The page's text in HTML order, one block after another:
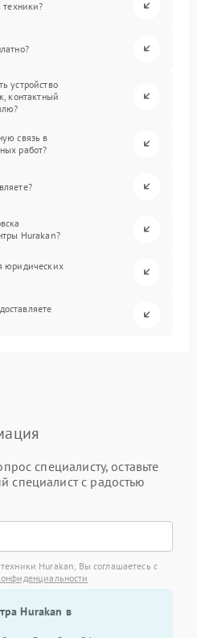
техники?
устройство
контактный
связь в
работ?
Hurakan?
юридических
специалисту, оставьте
специалист с радостью
Hurakan, Вы соглашаетесь с
Hurakan в